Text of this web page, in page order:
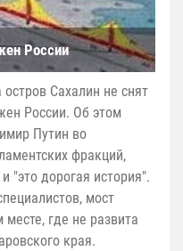
России
остров Сахалин не снят
России. Об этом
Путин во
фракций,
"это дорогая история".
мост
где не развита
края.